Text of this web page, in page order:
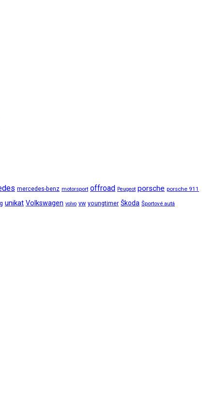
mercedes-benz motorsport offroad Peugeot porsche porsche 911
unikat Volkswagen volvo vw youngtimer Škoda Športové autá